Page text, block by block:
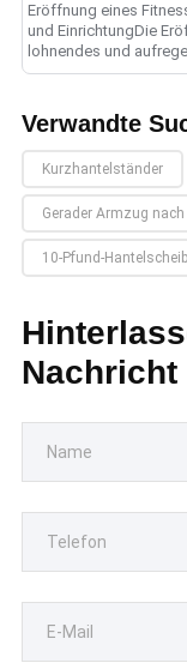
Eröffnung eines
und EinrichtungDie
lohnendes und
sorgfältige Planung
Verwandte
Kurzhantelständer
Gerader Armzug
10-Pfund-
Nachricht